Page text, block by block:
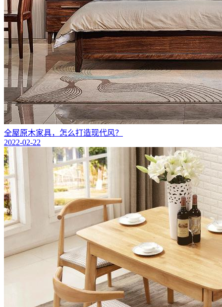
全屋原木家具，怎么打造现代风？
2022-02-22